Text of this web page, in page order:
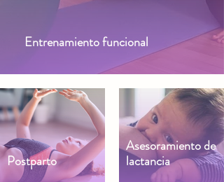
Entrenamiento funcional
Postparto
Asesoramiento de
lactancia